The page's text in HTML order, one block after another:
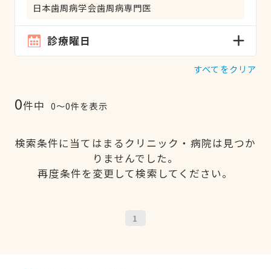
日本歯周病学会歯周病専門医
診療曜日
すべてをクリア
0件中 0〜0件を表示
検索条件に当てはまるクリニック・病院は見つか
りませんでした。
再度条件を変更して検索してください。
1